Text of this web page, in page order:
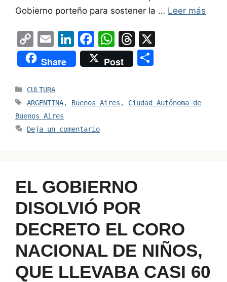
Gobierno porteño para sostener la … Leer más
C
o
p
y
Li
n
k
E
m
ai
l
Li
n
k
dI
F
a
c
b
o
W
h
at
A
T
hr
e
d
Share Post
e
Categorías
CULTURA
Etiquetas
ARGENTINA, Buenos Aires , Ciudad Autónoma de
Buenos Aires
Deja un comentario
EL GOBIERNO
DISOLVIÓ POR
DECRETO EL CORO
NACIONAL DE NIÑOS,
QUE LLEVABA CASI 60